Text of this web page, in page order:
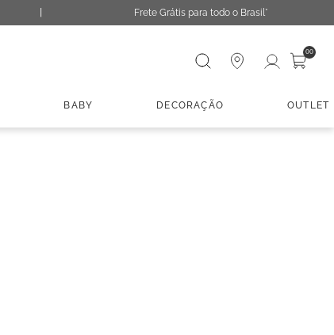
Frete Grátis para todo o Brasil*
Digite sua busca 00
BABY DECORAÇÃO OUTLET